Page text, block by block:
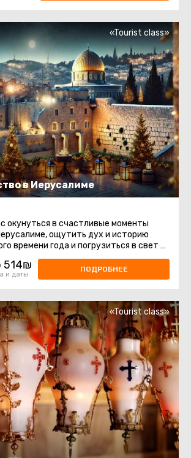
в Иерусалиме
«Tourist class»
окунуться в счастливые моменты
ощутить дух и историю
времени года и погрузиться в свет и
514₪
и даты
ПОДРОБНЕЕ
«Tourist class»